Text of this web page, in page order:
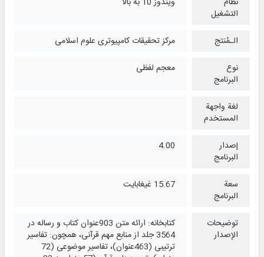
التشغیل
الـمُنتج
مرکز تحقیقات کامپیوتری علوم اسلامی
نوع
البرنامج
معجم لفظی
لغة واجهة
المستخدم
إصدار
البرنامج
4.00
سعة
البرنامج
15.67 غيغابايت
توضيحات
الإصدار
کتابخانه: ارائه متن 903عنوان کتاب و رساله در
3564 جلد از منابع مهم قرآنی، همچون: تفاسیر
ترتیبی (463عنوان)، تفاسیر موضوعی (72